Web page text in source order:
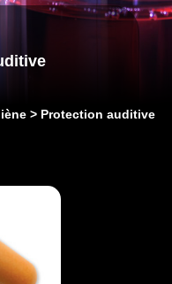
Protection auditive